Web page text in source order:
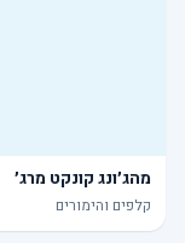
מהג׳ונג קונקט מרג׳
קלפים והימורים